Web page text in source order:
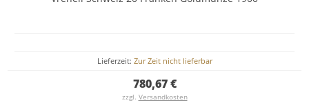
Lieferzeit: Zur Zeit nicht lieferbar
780,67 €
zzgl. Versandkosten